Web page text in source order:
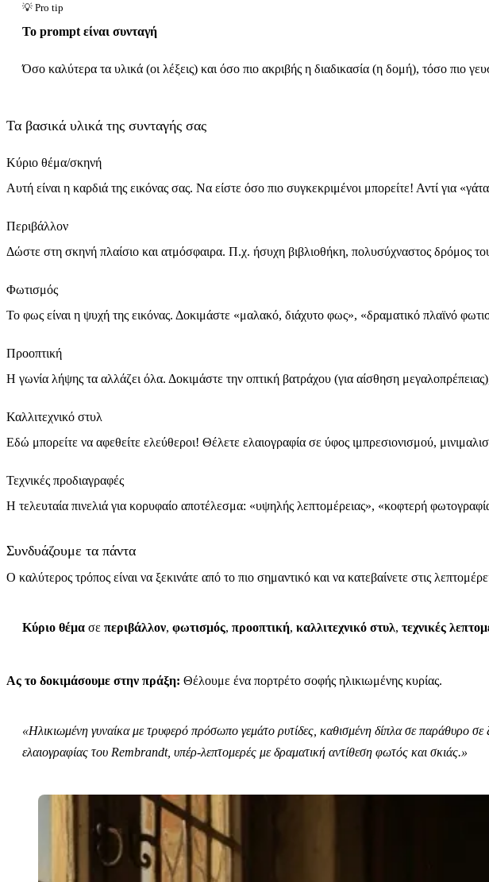
Το prompt είναι συνταγή
Όσο καλύτερα τα υλικά (οι λέξεις) και όσο πιο ακριβής η διαδικασία (η δομή), τόσο πιο
Τα βασικά υλικά της συνταγής σας
Κύριο θέμα/σκηνή
Αυτή είναι η καρδιά της εικόνας σας. Να είστε όσο πιο συγκεκριμένοι μπορείτε! Αντί για
Περιβάλλον
Δώστε στη σκηνή πλαίσιο και ατμόσφαιρα. Π.χ. ήσυχη βιβλιοθήκη, πολυσύχναστος δρόμος
Φωτισμός
Το φως είναι η ψυχή της εικόνας. Δοκιμάστε «μαλακό, διάχυτο φως», «δραματικό πλαϊνό
Προοπτική
Η γωνία λήψης τα αλλάζει όλα. Δοκιμάστε την οπτική βατράχου (για αίσθηση
Καλλιτεχνικό στυλ
Εδώ μπορείτε να αφεθείτε ελεύθεροι! Θέλετε ελαιογραφία σε ύφος ιμπρεσιονισμού,
Τεχνικές προδιαγραφές
Η τελευταία πινελιά για κορυφαίο αποτέλεσμα: «υψηλής λεπτομέρειας», «κοφτερή
Συνδυάζουμε τα πάντα
Ο καλύτερος τρόπος είναι να ξεκινάτε από το πιο σημαντικό και να κατεβαίνετε στις
Κύριο θέμα σε περιβάλλον, φωτισμός, προοπτική, καλλιτεχνικό στυλ, τεχνικές
Ας το δοκιμάσουμε στην πράξη: Θέλουμε ένα πορτρέτο σοφής ηλικιωμένης κυρίας.
«Ηλικιωμένη γυναίκα με τρυφερό πρόσωπο γεμάτο ρυτίδες, καθισμένη δίπλα σε παράθυρο
ελαιογραφίας του Rembrandt, υπέρ-λεπτομερές με δραματική αντίθεση φωτός και σκιάς.»